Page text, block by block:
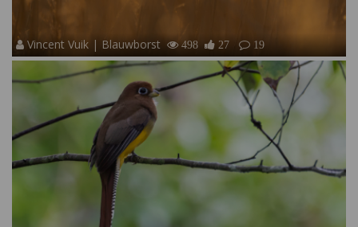
Vincent Vuik | Blauwborst 498 27 19